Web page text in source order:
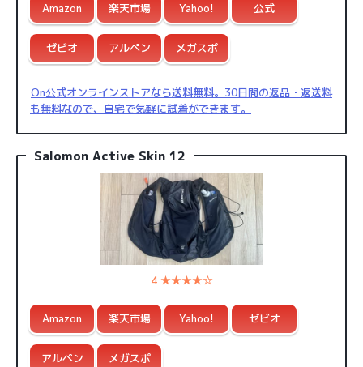
Amazon 楽天市場 Yahoo! 公式
ゼビオ アルペン メガスポ
On公式オンラインストアなら送料無料。30日間の返品・返送料
も無料なので、自宅で気軽に試着ができます。
Salomon Active Skin 12
4 ★★★★☆
Amazon 楽天市場 Yahoo! ゼビオ
アルペン メガスポ